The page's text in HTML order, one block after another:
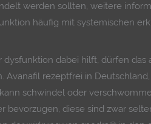
werden sollten, weitere
häufig mit systemischen
dysfunktion dabei hilft, dürfen das
Avanafil rezeptfrei in
schwindel oder
bevorzugen, diese sind zwar